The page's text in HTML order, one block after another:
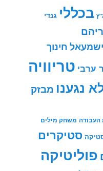
בכללי גנדי
חינוך
ערבי טריוויה
נגענו מבזק
העבודה משחק מילים
סטיקרים
פוליטיקה